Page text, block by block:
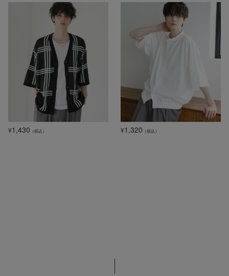
¥1,430 （税込） ¥1,320 （税込）